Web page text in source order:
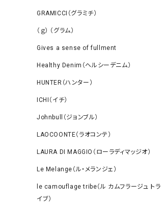
GRAMICCI（グラミチ）
（ｇ） （グラム）
Gives a sense of fullment
Healthy Denim（ヘルシーデニム）
HUNTER（ハンター）
ICHI（イチ）
Johnbull（ジョンブル）
LAOCOONTE（ラオコンテ）
LAURA DI MAGGIO（ローラディマッジオ）
Le Melange（ル・メランジェ）
le camouflage tribe（ル カムフラージュ トラ
イブ）